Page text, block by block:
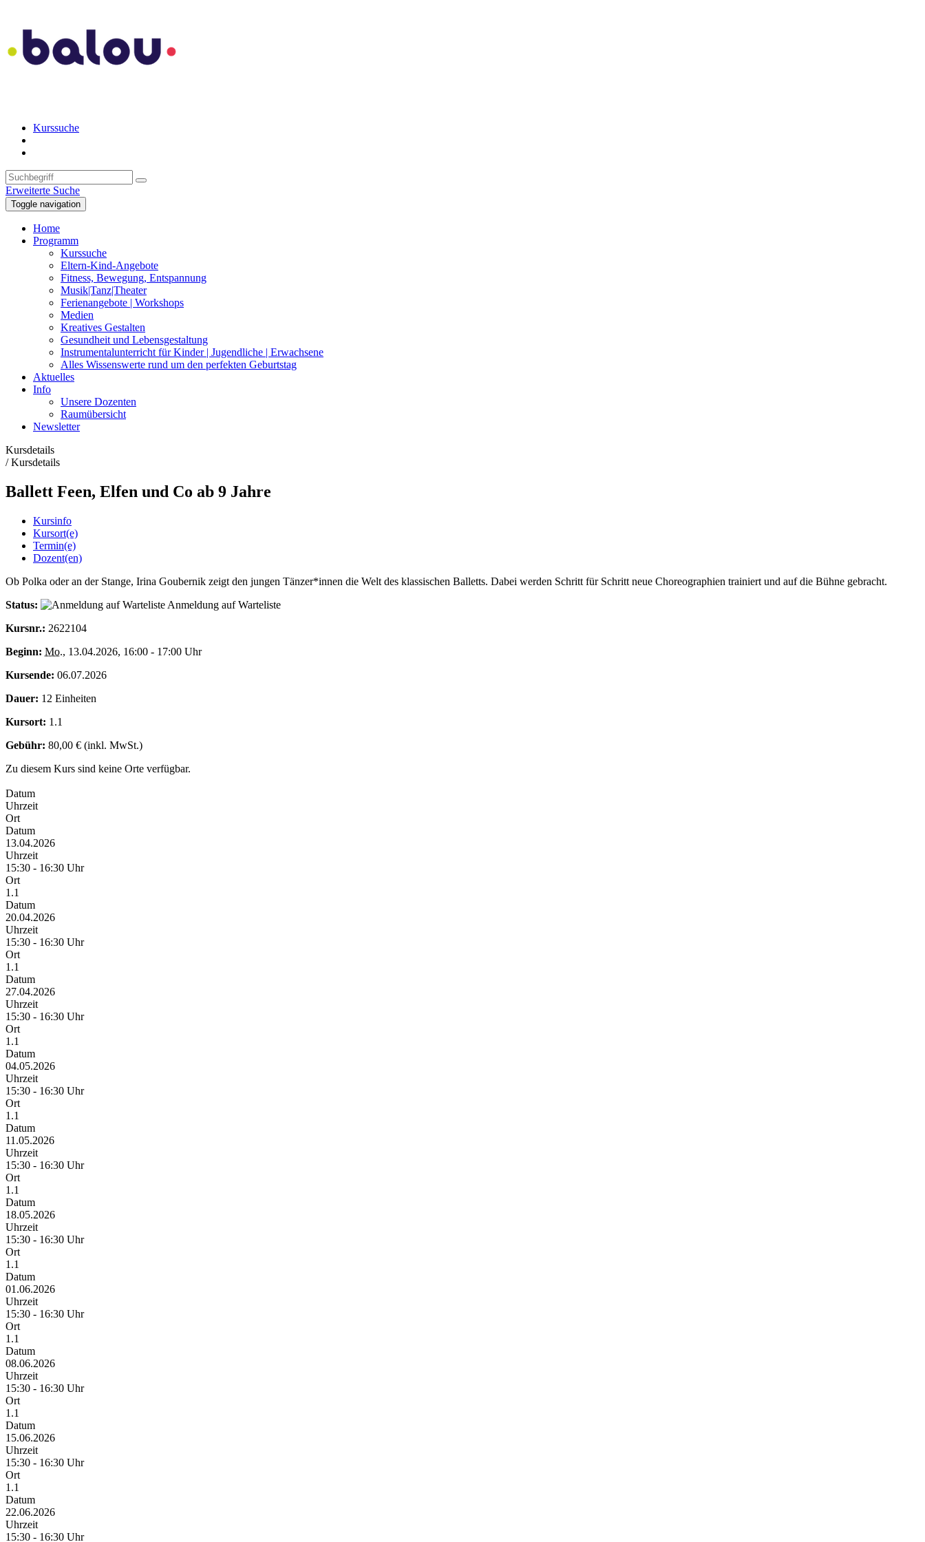
Kurssuche
Erweiterte Suche
Toggle navigation
Home
Programm
Kurssuche
Eltern-Kind-Angebote
Fitness, Bewegung, Entspannung
Musik|Tanz|Theater
Ferienangebote | Workshops
Medien
Kreatives Gestalten
Gesundheit und Lebensgestaltung
Instrumentalunterricht für Kinder | Jugendliche | Erwachsene
Alles Wissenswerte rund um den perfekten Geburtstag
Aktuelles
Info
Unsere Dozenten
Raumübersicht
Newsletter
Kursdetails
/Kursdetails
Ballett Feen, Elfen und Co ab 9 Jahre
Kursinfo
Kursort(e)
Termin(e)
Dozent(en)
Ob Polka oder an der Stange, Irina Goubernik zeigt den jungen Tänzer*innen die Welt des klassischen Balletts. Dabei werden Schritt für Schritt neue Choreographien trainiert und auf die Bühne gebracht.
Status:
Anmeldung auf Warteliste
Kursnr.: 2622104
Beginn: Mo., 13.04.2026, 16:00 - 17:00 Uhr
Kursende: 06.07.2026
Dauer: 12 Einheiten
Kursort: 1.1
Gebühr: 80,00 € (inkl. MwSt.)
Zu diesem Kurs sind keine Orte verfügbar.
Datum
Uhrzeit
Ort
Datum
13.04.2026
Uhrzeit
15:30 - 16:30 Uhr
Ort
1.1
Datum
20.04.2026
Uhrzeit
15:30 - 16:30 Uhr
Ort
1.1
Datum
27.04.2026
Uhrzeit
15:30 - 16:30 Uhr
Ort
1.1
Datum
04.05.2026
Uhrzeit
15:30 - 16:30 Uhr
Ort
1.1
Datum
11.05.2026
Uhrzeit
15:30 - 16:30 Uhr
Ort
1.1
Datum
18.05.2026
Uhrzeit
15:30 - 16:30 Uhr
Ort
1.1
Datum
01.06.2026
Uhrzeit
15:30 - 16:30 Uhr
Ort
1.1
Datum
08.06.2026
Uhrzeit
15:30 - 16:30 Uhr
Ort
1.1
Datum
15.06.2026
Uhrzeit
15:30 - 16:30 Uhr
Ort
1.1
Datum
22.06.2026
Uhrzeit
15:30 - 16:30 Uhr